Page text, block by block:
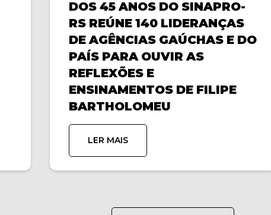
DOS 45 ANOS DO SINAPRO-
RS REÚNE 140 LIDERANÇAS
DE AGÊNCIAS GAÚCHAS E DO
PAÍS PARA OUVIR AS
REFLEXÕES E
ENSINAMENTOS DE FILIPE
BARTHOLOMEU
LER MAIS